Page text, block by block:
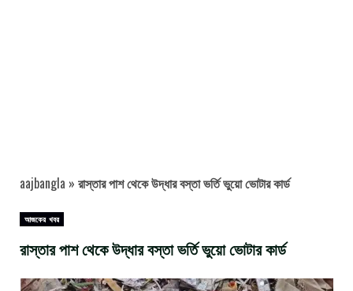
aajbangla » রাস্তার পাশ থেকে উদ্ধার বস্তা ভর্তি ভুয়ো ভোটার কার্ড
আজকের খবর
রাস্তার পাশ থেকে উদ্ধার বস্তা ভর্তি ভুয়ো ভোটার কার্ড